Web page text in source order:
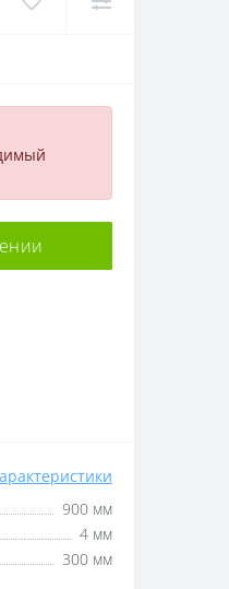
900 мм
4 мм
300 мм